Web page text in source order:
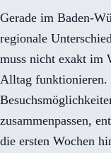
Gerade im Baden-
regionale
muss nicht exakt im
Alltag funktionieren.
zusammenpassen,
die ersten Wochen